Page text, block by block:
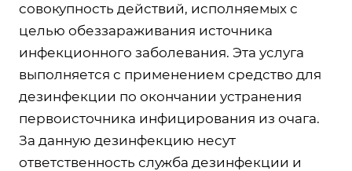
совокупность действий, исполняемых с
целью обеззараживания источника
инфекционного заболевания. Эта услуга
выполняется с применением средство для
дезинфекции по окончании устранения
первоисточника инфицирования из очага.
За данную дезинфекцию несут
ответственность служба дезинфекции и